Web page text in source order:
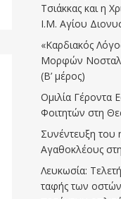
Τσιάκκας και η
Ι.Μ. Αγίου
«Καρδιακός
Μορφών
(Β’ μέρος)
Ομιλία Γέροντα
Φοιτητών στη
Συνέντευξη
Αγαθοκλέους
Λευκωσία:
ταφής των